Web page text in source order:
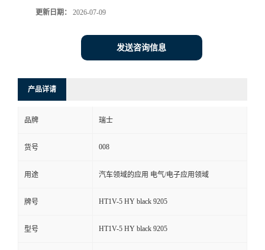
式
在
线
更新日期： 2026-07-09
发送咨询信息
产品详请
品牌 瑞士
货号 008
用途 汽车领域的应用 电气/电子应用领域
牌号 HT1V-5 HY black 9205
型号 HT1V-5 HY black 9205